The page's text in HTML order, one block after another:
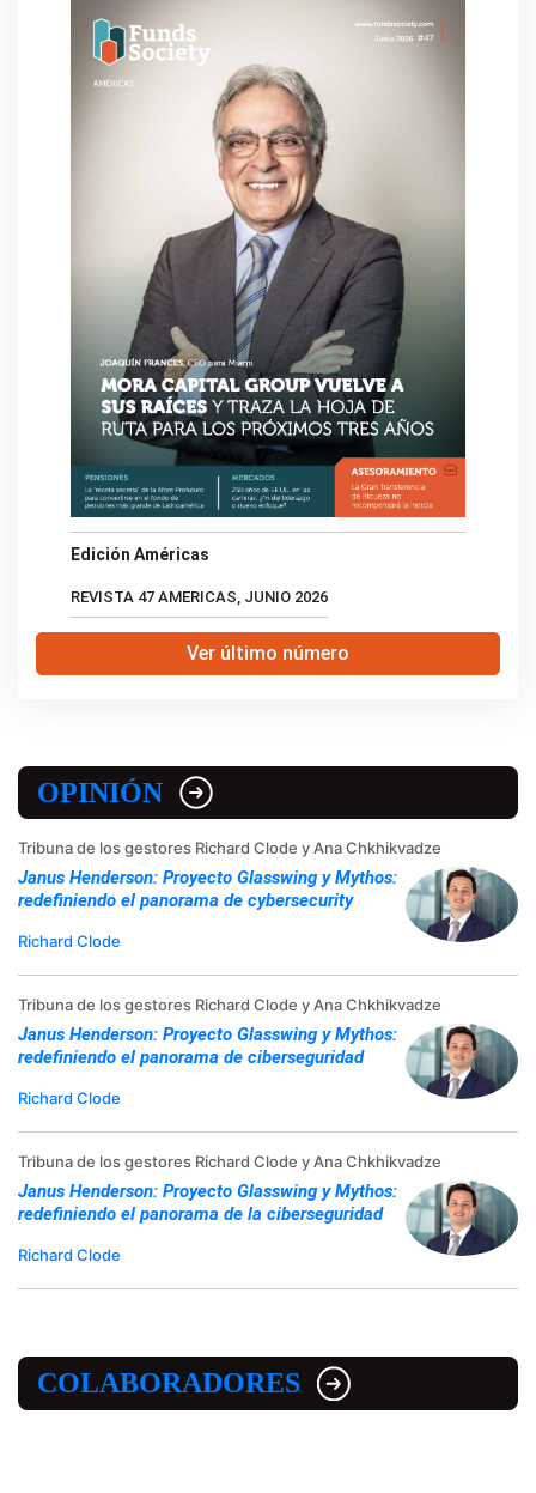
Edición Américas
REVISTA 47 AMERICAS, JUNIO 2026
Ver último número
OPINIÓN
Tribuna de los gestores Richard Clode y Ana Chkhikvadze
Janus Henderson: Proyecto Glasswing y Mythos:
redefiniendo el panorama de cybersecurity
Richard Clode
Tribuna de los gestores Richard Clode y Ana Chkhikvadze
Janus Henderson: Proyecto Glasswing y Mythos:
redefiniendo el panorama de ciberseguridad
Richard Clode
Tribuna de los gestores Richard Clode y Ana Chkhikvadze
Janus Henderson: Proyecto Glasswing y Mythos:
redefiniendo el panorama de la ciberseguridad
Richard Clode
COLABORADORES